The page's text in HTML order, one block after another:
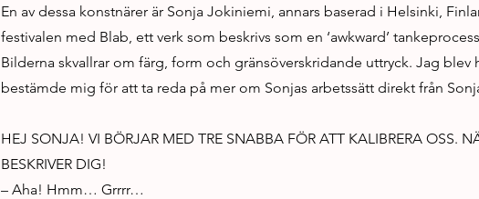
En av dessa konstnärer är Sonja Jokiniemi, annars baserad i Helsinki,
festivalen med Blab, ett verk som beskrivs som en ‘awkward’
Bilderna skvallrar om färg, form och gränsöverskridande uttryck. Jag
bestämde mig för att ta reda på mer om Sonjas arbetssätt direkt från
HEJ SONJA! VI BÖRJAR MED TRE SNABBA FÖR ATT KALIBRERA OSS.
BESKRIVER DIG!
– Aha! Hmm… Grrrr…